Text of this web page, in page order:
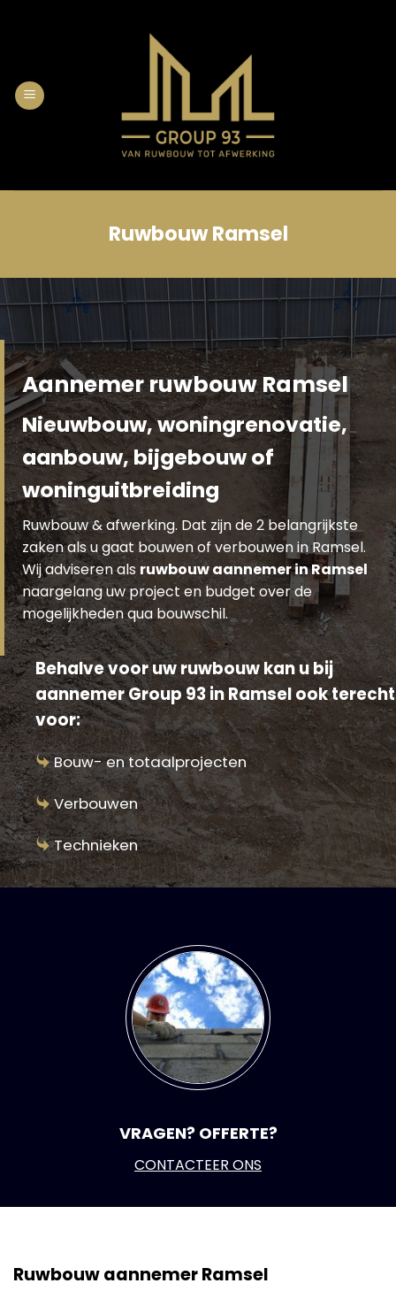
Ruwbouw Ramsel
Aannemer ruwbouw Ramsel
Nieuwbouw, woningrenovatie,
aanbouw, bijgebouw of
woninguitbreiding
Ruwbouw & afwerking. Dat zijn de 2 belangrijkste
zaken als u gaat bouwen of verbouwen in Ramsel.
Wij adviseren als ruwbouw aannemer in Ramsel
naargelang uw project en budget over de
mogelijkheden qua bouwschil.
Behalve voor uw ruwbouw kan u bij
aannemer Group 93 in Ramsel ook terecht
voor:
Bouw- en totaalprojecten
Verbouwen
Technieken
VRAGEN? OFFERTE?
CONTACTEER ONS
Ruwbouw aannemer Ramsel